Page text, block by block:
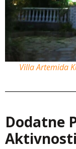
Villa Artemida
Dodatne